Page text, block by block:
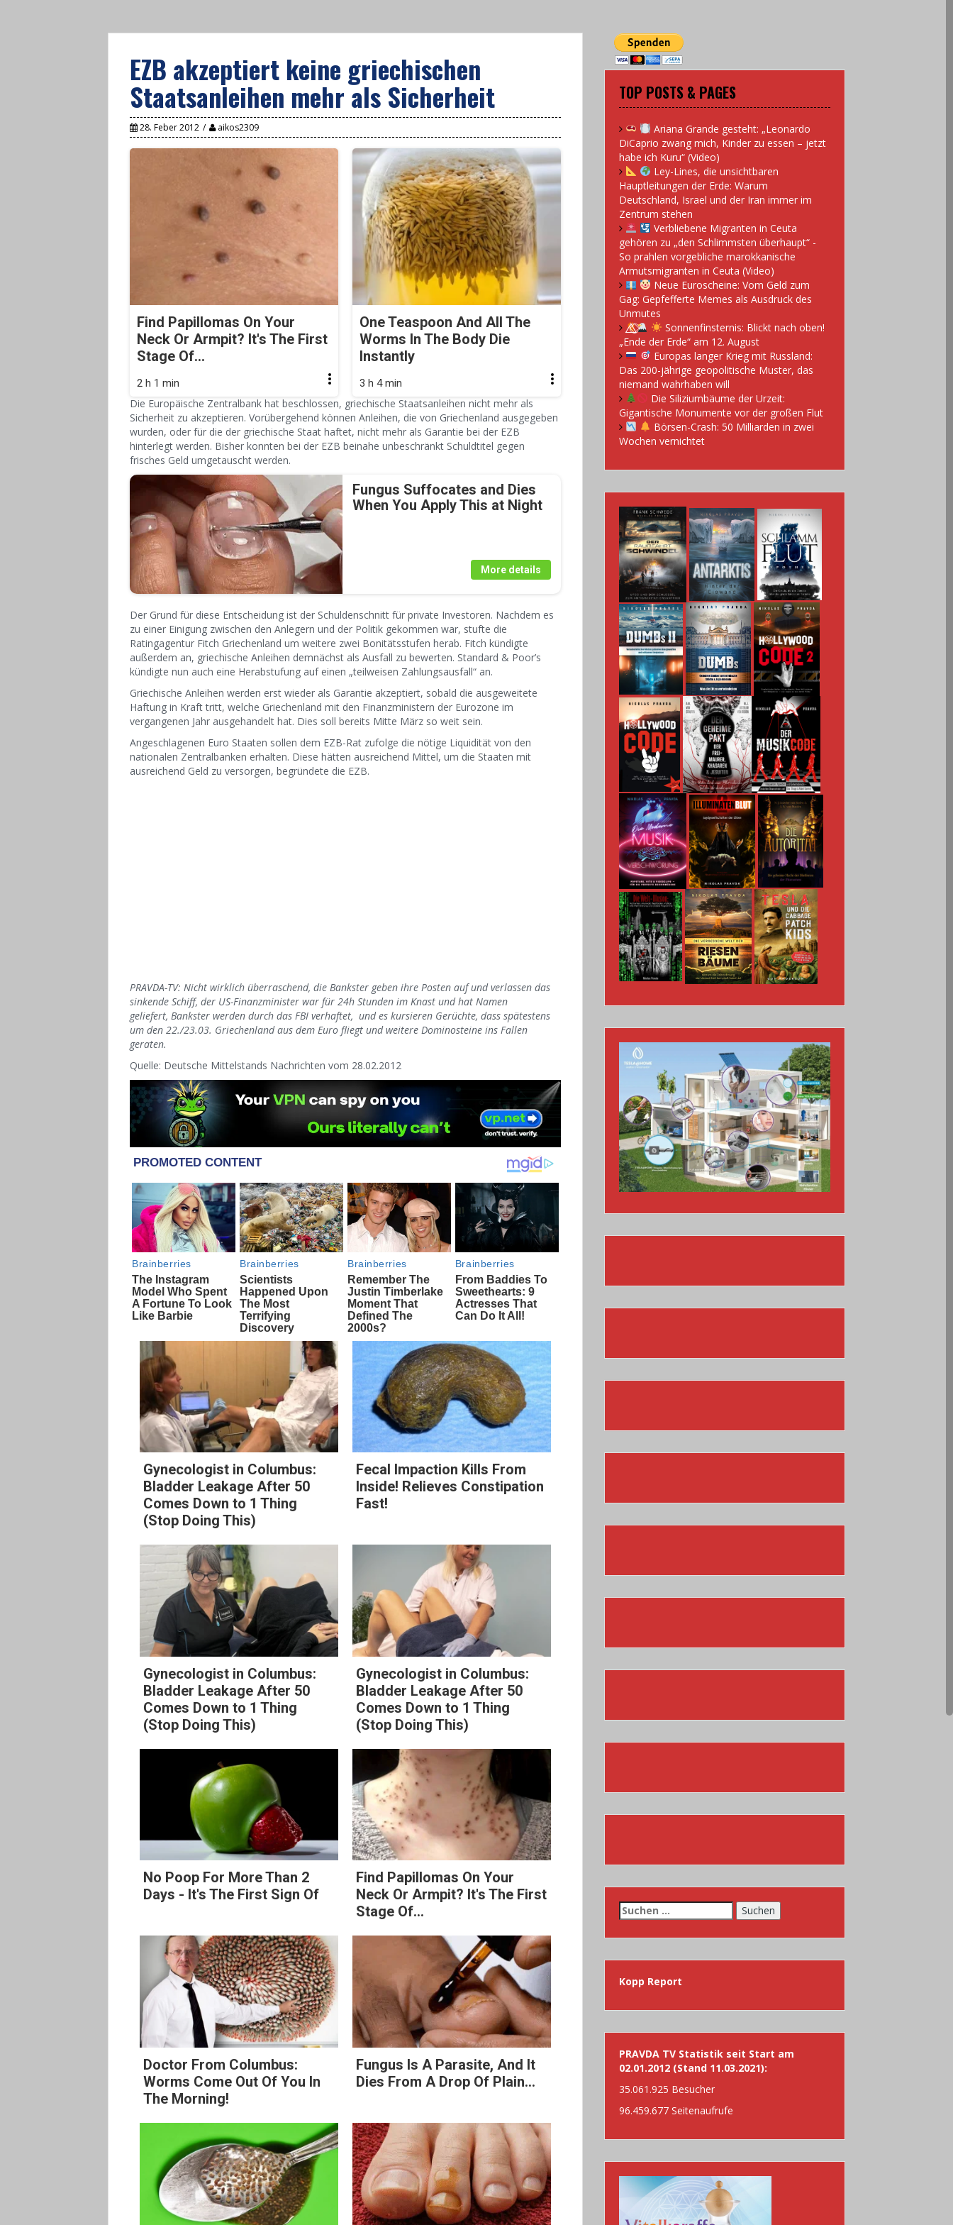
EZB akzeptiert keine griechischen
Staatsanleihen mehr als Sicherheit
28. Feber 2012 aikos2309
Find Papillomas On Your
Neck Or Armpit? It's The First
Stage Of...
2 h 1 min
One Teaspoon And All The
Worms In The Body Die
Instantly
3 h 4 min
Die Europäische Zentralbank hat beschlossen, griechische Staatsanleihen nicht mehr als
Sicherheit zu akzeptieren. Vorübergehend können Anleihen, die von Griechenland ausgegeben
wurden, oder für die der griechische Staat haftet, nicht mehr als Garantie bei der EZB
hinterlegt werden. Bisher konnten bei der EZB beinahe unbeschränkt Schuldtitel gegen
frisches Geld umgetauscht werden.
Fungus Suffocates and Dies
When You Apply This at Night
More details
Der Grund für diese Entscheidung ist der Schuldenschnitt für private Investoren. Nachdem es
zu einer Einigung zwischen den Anlegern und der Politik gekommen war, stufte die
Ratingagentur Fitch Griechenland um weitere zwei Bonitätsstufen herab. Fitch kündigte
außerdem an, griechische Anleihen demnächst als Ausfall zu bewerten. Standard & Poor’s
kündigte nun auch eine Herabstufung auf einen „teilweisen Zahlungsausfall“ an.
Griechische Anleihen werden erst wieder als Garantie akzeptiert, sobald die ausgeweitete
Haftung in Kraft tritt, welche Griechenland mit den Finanzministern der Eurozone im
vergangenen Jahr ausgehandelt hat. Dies soll bereits Mitte März so weit sein.
Angeschlagenen Euro Staaten sollen dem EZB-Rat zufolge die nötige Liquidität von den
nationalen Zentralbanken erhalten. Diese hätten ausreichend Mittel, um die Staaten mit
ausreichend Geld zu versorgen, begründete die EZB.
PRAVDA-TV: Nicht wirklich überraschend, die Bankster geben ihre Posten auf und verlassen das
sinkende Schiff, der US-Finanzminister war für 24h Stunden im Knast und hat Namen
geliefert, Bankster werden durch das FBI verhaftet, und es kursieren Gerüchte, dass spätestens
um den 22./23.03. Griechenland aus dem Euro fliegt und weitere Dominosteine ins Fallen
geraten.
Quelle: Deutsche Mittelstands Nachrichten vom 28.02.2012
Gynecologist in Columbus:
Bladder Leakage After 50
Comes Down to 1 Thing
(Stop Doing This)
Fecal Impaction Kills From
Inside! Relieves Constipation
Fast!
Gynecologist in Columbus:
Bladder Leakage After 50
Comes Down to 1 Thing
(Stop Doing This)
Gynecologist in Columbus:
Bladder Leakage After 50
Comes Down to 1 Thing
(Stop Doing This)
No Poop For More Than 2
Days - It's The First Sign Of
Find Papillomas On Your
Neck Or Armpit? It's The First
Stage Of...
Doctor From Columbus:
Worms Come Out Of You In
The Morning!
Fungus Is A Parasite, And It
Dies From A Drop Of Plain...
TOP POSTS & PAGES
Ariana Grande gesteht: „Leonardo
DiCaprio zwang mich, Kinder zu essen – jetzt
habe ich Kuru“ (Video)
Ley-Lines, die unsichtbaren
Hauptleitungen der Erde: Warum
Deutschland, Israel und der Iran immer im
Zentrum stehen
Verbliebene Migranten in Ceuta
gehören zu „den Schlimmsten überhaupt“ -
So prahlen vorgebliche marokkanische
Armutsmigranten in Ceuta (Video)
Neue Euroscheine: Vom Geld zum
Gag: Gepfefferte Memes als Ausdruck des
Unmutes
Sonnenfinsternis: Blickt nach oben!
„Ende der Erde“ am 12. August
Europas langer Krieg mit Russland:
Das 200-jährige geopolitische Muster, das
niemand wahrhaben will
Die Siliziumbäume der Urzeit:
Gigantische Monumente vor der großen Flut
Börsen-Crash: 50 Milliarden in zwei
Wochen vernichtet
Suchen
nach:
Kopp Report
PRAVDA TV Statistik seit Start am
02.01.2012 (Stand 11.03.2021):
35.061.925 Besucher
96.459.677 Seitenaufrufe